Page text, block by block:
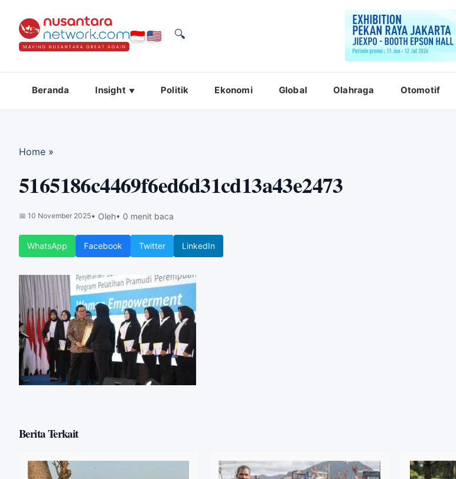
🔍
Beranda Insight Politik Ekonomi Global Olahraga Otomotif
Home »
5165186c4469f6ed6d31cd13a43e2473
📅 10 November 2025• Oleh• 0 menit baca
WhatsApp Facebook Twitter LinkedIn
Berita Terkait